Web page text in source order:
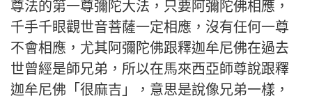
尊法的第一尊彌陀大法，只要阿彌陀佛相應，
千手千眼觀世音菩薩一定相應，沒有任何一尊
不會相應，尤其阿彌陀佛跟釋迦牟尼佛在過去
世曾經是師兄弟，所以在馬來西亞師尊說跟釋
迦牟尼佛「很麻吉」，意思是說像兄弟一樣，